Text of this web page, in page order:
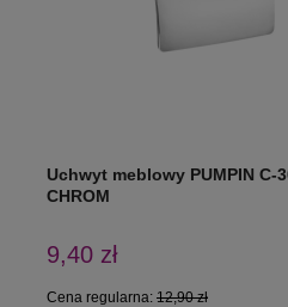
Uchwyt meblowy PUMPIN C-
CHROM
9,40 zł
Cena regularna: 12,90 zł